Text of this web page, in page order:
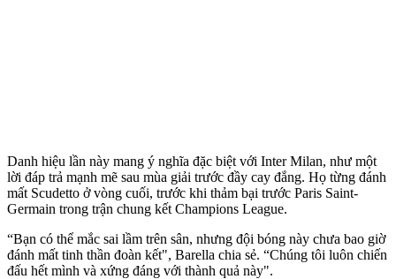
Danh hiệu lần này mang ý nghĩa đặc biệt với Inter Milan, như một
lời đáp trả mạnh mẽ sau mùa giải trước đầy cay đắng. Họ từng đánh
mất Scudetto ở vòng cuối, trước khi thảm bại trước Paris Saint-
Germain trong trận chung kết Champions League.
“Bạn có thể mắc sai lầm trên sân, nhưng đội bóng này chưa bao giờ
đánh mất tinh thần đoàn kết", Barella chia sẻ. “Chúng tôi luôn chiến
đấu hết mình và xứng đáng với thành quả này".